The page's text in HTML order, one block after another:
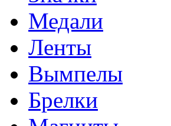
Медали
Ленты
Вымпелы
Брелки